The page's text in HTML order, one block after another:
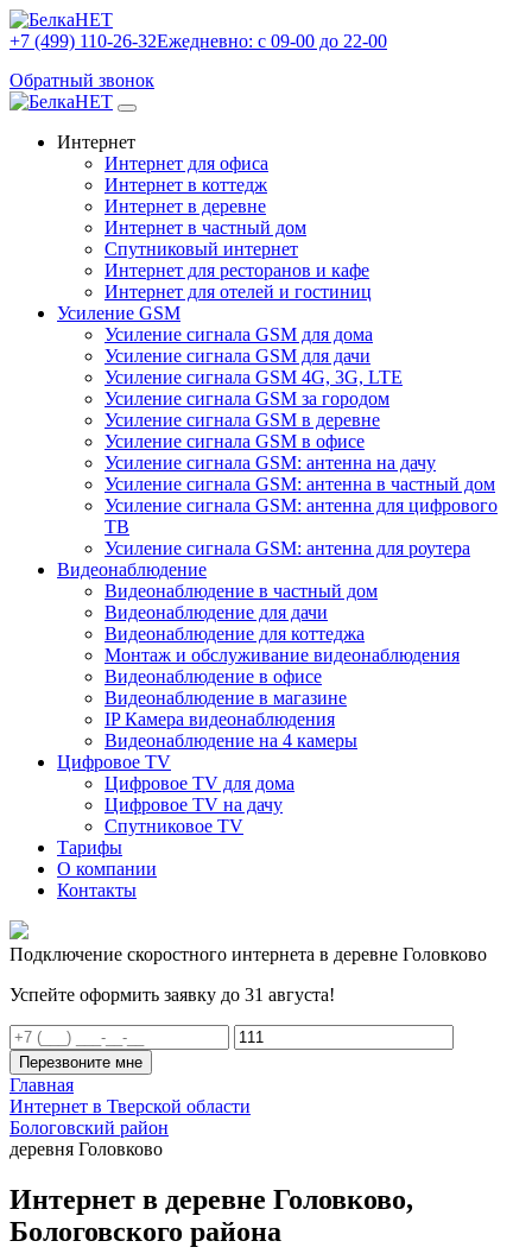
+7 (499) 110-26-32Ежедневно: с 09-00 до 22-00
Обратный звонок
Интернет
Интернет для офиса
Интернет в коттедж
Интернет в деревне
Интернет в частный дом
Спутниковый интернет
Интернет для ресторанов и кафе
Интернет для отелей и гостиниц
Усиление GSM
Усиление сигнала GSM для дома
Усиление сигнала GSM для дачи
Усиление сигнала GSM 4G, 3G, LTE
Усиление сигнала GSM за городом
Усиление сигнала GSM в деревне
Усиление сигнала GSM в офисе
Усиление сигнала GSM: антенна на дачу
Усиление сигнала GSM: антенна в частный дом
Усиление сигнала GSM: антенна для цифрового
ТВ
Усиление сигнала GSM: антенна для роутера
Видеонаблюдение
Видеонаблюдение в частный дом
Видеонаблюдение для дачи
Видеонаблюдение для коттеджа
Монтаж и обслуживание видеонаблюдения
Видеонаблюдение в офисе
Видеонаблюдение в магазине
IP Камера видеонаблюдения
Видеонаблюдение на 4 камеры
Цифровое TV
Цифровое TV для дома
Цифровое TV на дачу
Спутниковое TV
Тарифы
О компании
Контакты
Подключение скоростного интернета в деревне Головково
Успейте оформить заявку до 31 августа!
Перезвоните мне
Главная
Интернет в Тверской области
Бологовский район
деревня Головково
Интернет в деревне Головково,
Бологовского района